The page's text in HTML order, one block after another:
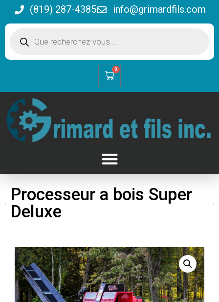
(819) 287-4385 info@grimardfils.com
0
Processeur a bois Super
Deluxe